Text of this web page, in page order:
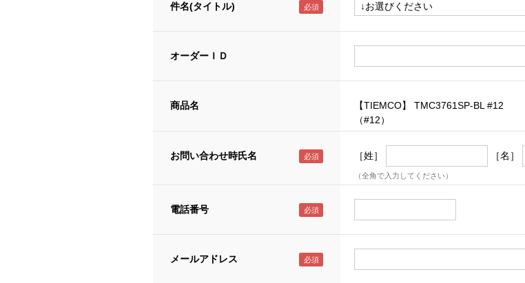
件名(タイトル)
オーダーＩＤ
商品名
【TIEMCO】 TMC3761SP-BL #12
（#12）
お問い合わせ時氏名 ［姓］ ［名］
（全角で入力してください）
電話番号
メールアドレス